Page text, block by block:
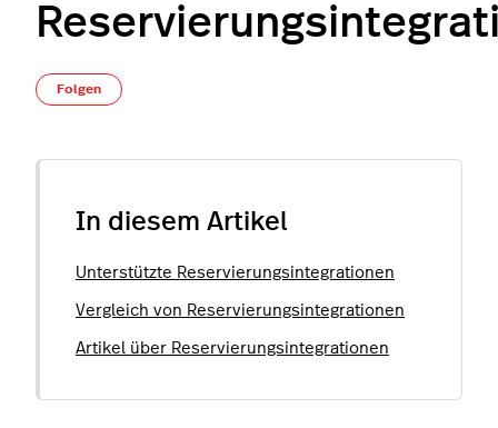
Folgen
In diesem Artikel
Unterstützte Reservierungsintegrationen
Vergleich von Reservierungsintegrationen
Artikel über Reservierungsintegrationen